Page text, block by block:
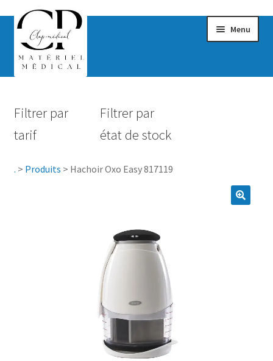
Menu
Hygiène
Accessoires Salle de bain
Vêtements & Chaussures
Filtrer par
tarif
Filtrer par
état de stock
. > Produits > Hachoir Oxo Easy 817119